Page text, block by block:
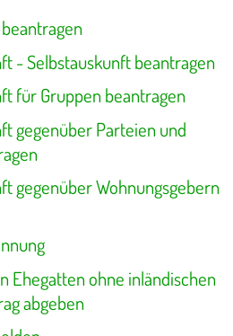
- Selbstauskunft beantragen
für Gruppen beantragen
gegenüber Parteien und
gegenüber Wohnungsgebern
Ehegatten ohne inländischen
abgeben